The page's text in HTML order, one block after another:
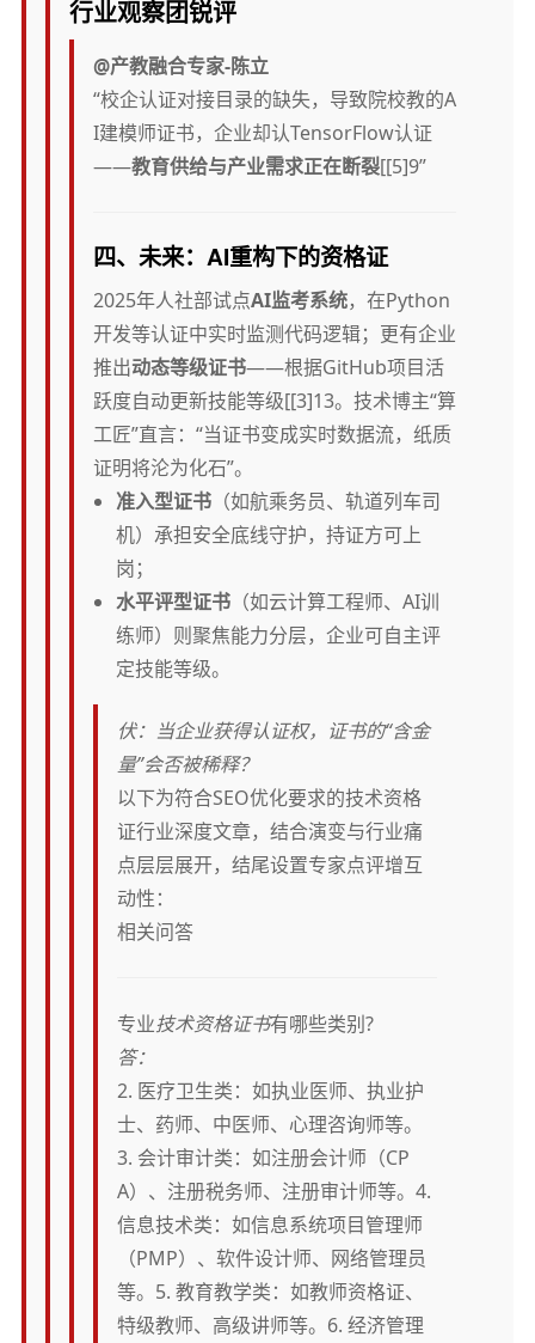
行业观察团锐评
@产教融合专家-陈立
“校企认证对接目录的缺失，导致院校教的A
I建模师证书，企业却认TensorFlow认证
——教育供给与产业需求正在断裂[[5]9”
四、 未来：AI重构下的资格证
2025年人社部试点AI监考系统，在Python
开发等认证中实时监测代码逻辑；更有企业
推出动态等级证书——根据GitHub项目活
跃度自动更新技能等级[[3]13。技术博主“算
工匠”直言：“当证书变成实时数据流，纸质
证明将沦为化石”。
准入型证书 （如航乘务员、轨道列车司
机）承担安全底线守护，持证方可上
岗；
水平评型证书 （如云计算工程师、AI训
练师）则聚焦能力分层，企业可自主评
定技能等级。
伏：当企业获得认证权，证书的“含金
量”会否被稀释？
以下为符合SEO优化要求的技术资格
证行业深度文章，结合演变与行业痛
点层层展开，结尾设置专家点评增互
动性：
相关问答
专业技术资格证书有哪些类别?
答：
2. 医疗卫生类：如执业医师、执业护
士、药师、中医师、心理咨询师等。
3. 会计审计类：如注册会计师（CP
A）、注册税务师、注册审计师等。4.
信息技术类：如信息系统项目管理师
（PMP）、软件设计师、网络管理员
等。5. 教育教学类：如教师资格证、
特级教师、高级讲师等。6. 经济管理